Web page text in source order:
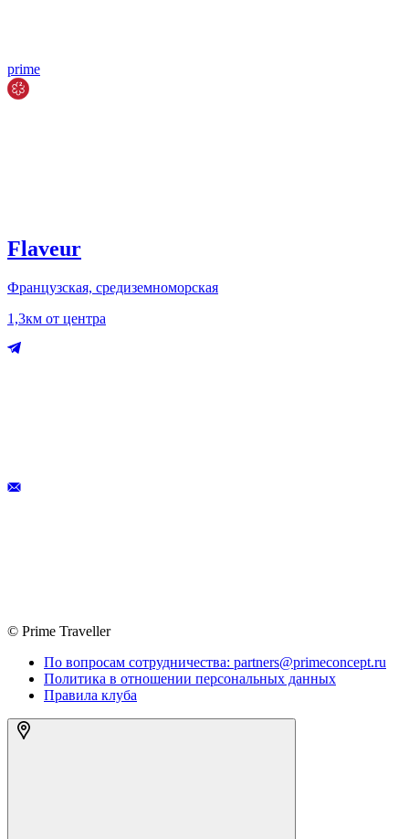
prime
Flaveur
Французская, средиземноморская
1,3км от центра
© Prime Traveller
По вопросам сотрудничества: partners@primeconcept.ru
Политика в отношении персональных данных
Правила клуба